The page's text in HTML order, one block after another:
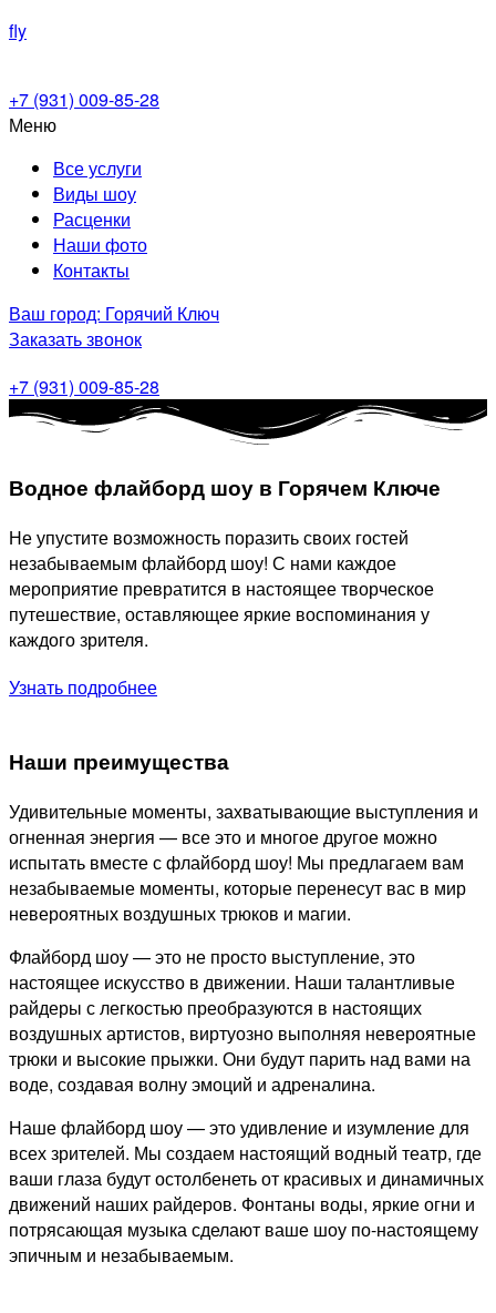
fly
+7 (931) 009-85-28
Меню
Все услуги
Виды шоу
Расценки
Наши фото
Контакты
Ваш город: Горячий Ключ
Заказать звонок
+7 (931) 009-85-28
Водное флайборд шоу в Горячем Ключе
Не упустите возможность поразить своих гостей
незабываемым флайборд шоу! С нами каждое
мероприятие превратится в настоящее творческое
путешествие, оставляющее яркие воспоминания у
каждого зрителя.
Узнать подробнее
Наши преимущества
Удивительные моменты, захватывающие выступления и
огненная энергия — все это и многое другое можно
испытать вместе с флайборд шоу! Мы предлагаем вам
незабываемые моменты, которые перенесут вас в мир
невероятных воздушных трюков и магии.
Флайборд шоу — это не просто выступление, это
настоящее искусство в движении. Наши талантливые
райдеры с легкостью преобразуются в настоящих
воздушных артистов, виртуозно выполняя невероятные
трюки и высокие прыжки. Они будут парить над вами на
воде, создавая волну эмоций и адреналина.
Наше флайборд шоу — это удивление и изумление для
всех зрителей. Мы создаем настоящий водный театр, где
ваши глаза будут остолбенеть от красивых и динамичных
движений наших райдеров. Фонтаны воды, яркие огни и
потрясающая музыка сделают ваше шоу по-настоящему
эпичным и незабываемым.